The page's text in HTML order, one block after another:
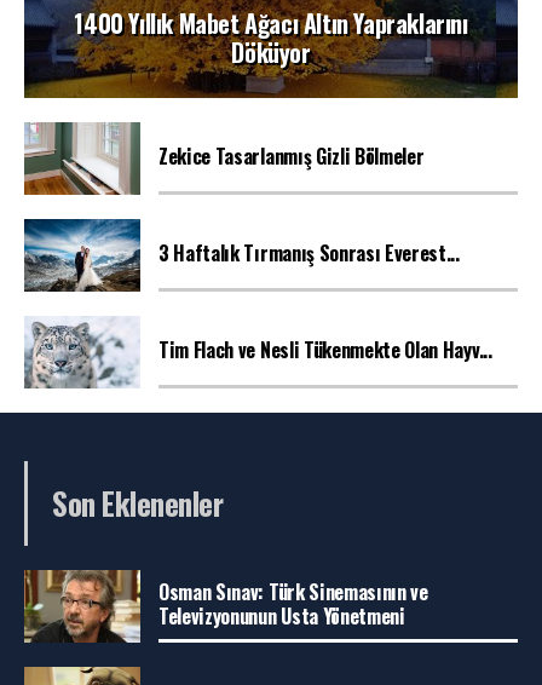
1400 Yıllık Mabet Ağacı Altın Yapraklarını
Döküyor
Zekice Tasarlanmış Gizli Bölmeler
3 Haftalık Tırmanış Sonrası Everest...
Tim Flach ve Nesli Tükenmekte Olan Hayv...
Son Eklenenler
Osman Sınav: Türk Sinemasının ve
Televizyonunun Usta Yönetmeni